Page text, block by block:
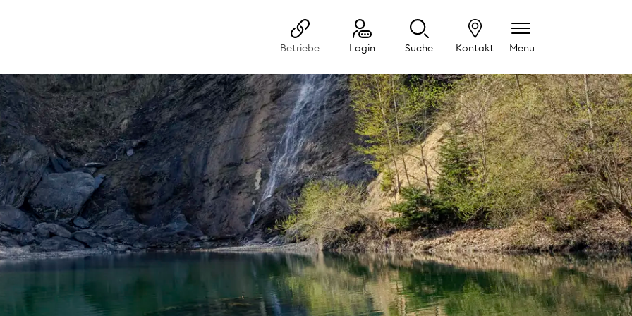
Wangs
Betriebe Login Suche Kontakt Menu